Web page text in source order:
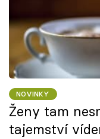
Přihlášení
Sledujte nás
NOVINKY
Ženy tam
tajemství